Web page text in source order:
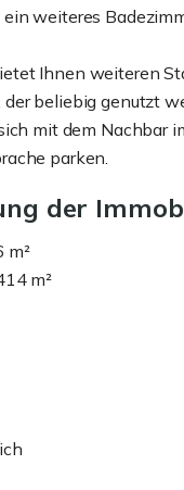
weiteres
Ihnen weiteren
beliebig genutzt
mit dem Nachbar
parken.
der
m²
m²